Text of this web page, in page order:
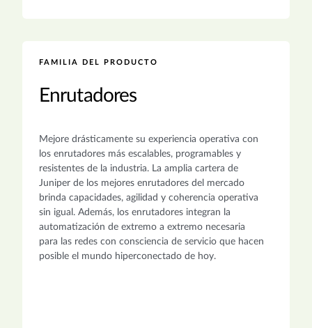
FAMILIA DEL PRODUCTO
Enrutadores
Mejore drásticamente su experiencia operativa con
los enrutadores más escalables, programables y
resistentes de la industria. La amplia cartera de
Juniper de los mejores enrutadores del mercado
brinda capacidades, agilidad y coherencia operativa
sin igual. Además, los enrutadores integran la
automatización de extremo a extremo necesaria
para las redes con consciencia de servicio que hacen
posible el mundo hiperconectado de hoy.